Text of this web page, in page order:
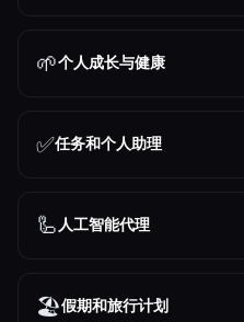
🌱个人成长与健康
✅任务和个人助理
🦾 人工智能代理
🏖假期和旅行计划